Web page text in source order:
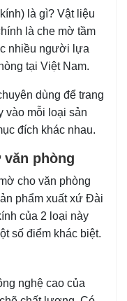
là gì? Vật liệu
là che mờ tầm
nhiều người lựa
tại Việt Nam.
dùng để trang
vào mỗi loại sản
đích khác nhau.
văn phòng
cho văn phòng
phẩm xuất xứ Đài
của 2 loại này
số điểm khác biệt.
nghệ cao của